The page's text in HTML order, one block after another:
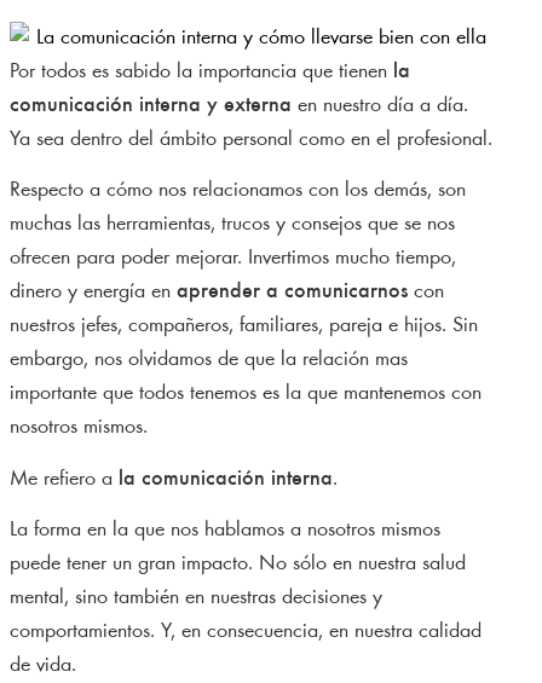
Por todos es sabido la importancia que tienen la
comunicación interna y externa en nuestro día a día.
Ya sea dentro del ámbito personal como en el profesional.
Respecto a cómo nos relacionamos con los demás, son
muchas las herramientas, trucos y consejos que se nos
ofrecen para poder mejorar. Invertimos mucho tiempo,
dinero y energía en aprender a comunicarnos con
nuestros jefes, compañeros, familiares, pareja e hijos. Sin
embargo, nos olvidamos de que la relación mas
importante que todos tenemos es la que mantenemos con
nosotros mismos.
Me refiero a la comunicación interna.
La forma en la que nos hablamos a nosotros mismos
puede tener un gran impacto. No sólo en nuestra salud
mental, sino también en nuestras decisiones y
comportamientos. Y, en consecuencia, en nuestra calidad
de vida.